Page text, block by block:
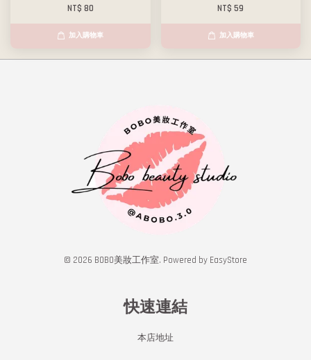
NT$ 80
加入購物車
NT$ 59
加入購物車
© 2026 BOBO美妝工作室. Powered by EasyStore
快速連結
本店地址